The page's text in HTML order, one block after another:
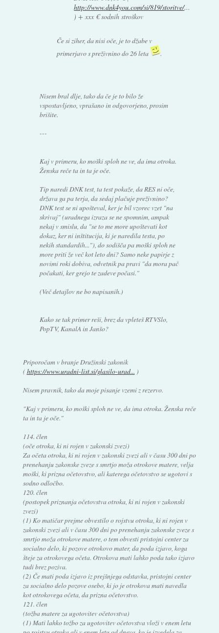
http://www.dnk4you.com/si/819/storitve/...
) + xxx € sodnih stroškov
Če si ziher, da nisi oče, je to džabe v
primerjavo s preživnino do 26 leta
.
Nisem bral dlje, tako da če je to bilo že
vspostavljeno, vprašano in odgovorjeno, prosim
brišite.
---
Kaj v primeru, ko moški sploh ne ve, da ima otroka.
Ženska reče ta in ta je oče.
Tip naredi DNK test, ta test pokaže, da RES ni oče,
država ga pa terja, da sedaj plačuje preživnino?
DNK test se ni upošteval, ker je bil vzorec vzet "na
skrivaj" (uradnega izraza se ne spomnim, ampak
nekaj v smislu, da "se to me more upoštevati kot
dokaz, ker ni inštitucija, ki je naredila testa, po
nekih standardih..."), do sodišča pa moški sploh ne
more priti že več kot leto dni? Samo neke papirje z
novimi roki dobiva, odvetnik pa pravi "da mora pač
počakati, ker grejo te zadeve počasi."
(Več detajlov ne bo napisanih.)
Kako se tak primer reši, brez da vpleteš RTVSlo,
PopTV, KanalA in Janšo?
Priporočam v branje Družinski zakonik
( https://www.uradni-list.si/glasilo-urad... )
Nisem pravnik, tako da moje pisanje vzemi z rezervo.
"Kaj v primeru, ko moški sploh ne ve, da ima otroka. Ženska reče
ta in ta je oče."
114. člen
(oče otroka, ki ni rojen v zakonski zvezi)
Za očeta otroka, ki ni rojen v zakonski zvezi ali v času 300 dni po
prenehanju zakonske zveze s smrtjo moža otrokove matere, velja
moški, ki prizna očetovstvo, ali katerega očetovstvo se ugotovi s
sodno odločbo.
120. člen
(postopek priznanja očetovstva otroka, ki ni rojen v zakonski
zvezi)
(1) Ko matičar prejme obvestilo o rojstvu otroka, ki ni rojen v
zakonski zvezi ali v času 300 dni po prenehanju zakonske zveze s
smrtjo moža otrokove matere, o tem obvesti pristojni center za
socialno delo, ki pozove otrokovo mater, da poda izjavo, koga
šteje za otrokovega očeta. Otrokova mati lahko poda tako izjavo
tudi brez poziva.
(2) Če mati poda izjavo iz prejšnjega odstavka, pristojni center
za socialno delo pozove osebo, ki jo je otrokova mati navedla
kot otrokovega očeta, da prizna očetovstvo.
121. člen
(tožba matere za ugotovitev očetovstva)
(1) Mati lahko tožbo za ugotovitev očetovstva vloži v enem letu